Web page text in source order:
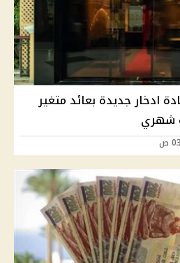
ادخار جديدة بعائد متغير